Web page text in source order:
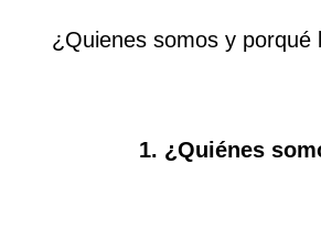
¿Quienes somos y porqué
1. ¿Quiénes